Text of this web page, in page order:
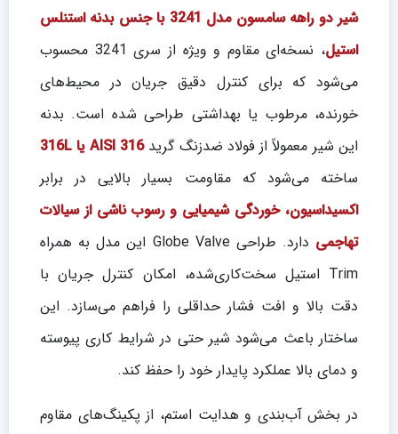
شیر دو راهه سامسون مدل 3241 با جنس بدنه استنلس
استیل
، نسخه‌ای مقاوم و ویژه از سری 3241 محسوب
می‌شود که برای کنترل دقیق جریان در محیط‌های
خورنده، مرطوب یا بهداشتی طراحی شده است. بدنه
این شیر معمولاً از فولاد ضدزنگ گریدAISI 316 یا 316L
ساخته می‌شود که مقاومت بسیار بالایی در برابر
اکسیداسیون، خوردگی شیمیایی و رسوب ناشی از سیالات
تهاجمی
دارد. طراحی Globe Valve این مدل به همراه
Trim استیل سخت‌کاری‌شده، امکان کنترل جریان با
دقت بالا و افت فشار حداقلی را فراهم می‌سازد. این
ساختار باعث می‌شود شیر حتی در شرایط کاری پیوسته
و دمای بالا عملکرد پایدار خود را حفظ کند.
در بخش آب‌بندی و هدایت استم، از پکینگ‌های مقاوم